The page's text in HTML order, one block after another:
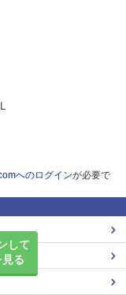
へのログインが必要で
して
る